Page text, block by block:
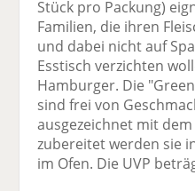
Stück pro Packung)
Familien, die ihren
und dabei nicht auf
Esstisch verzichten
Hamburger. Die
sind frei von
ausgezeichnet mit
zubereitet werden sie
im Ofen. Die UVP